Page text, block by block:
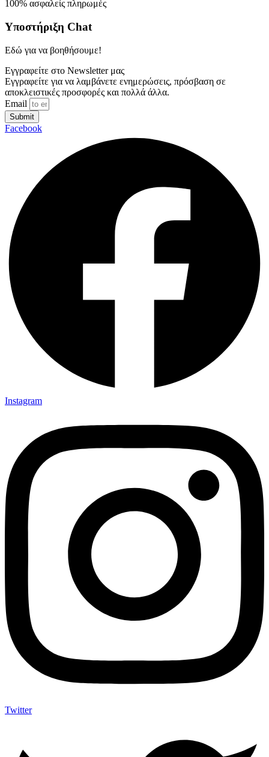
100% ασφαλείς πληρωμές
Υποστήριξη Chat
Εδώ για να βοηθήσουμε!
Εγγραφείτε στο Newsletter μας
Εγγραφείτε για να λαμβάνετε ενημερώσεις, πρόσβαση σε
αποκλειστικές προσφορές και πολλά άλλα.
Email
Submit
Facebook
Instagram
Twitter